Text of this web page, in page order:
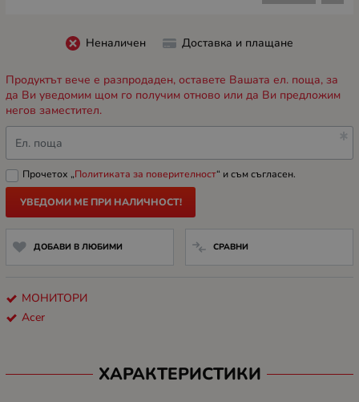
Неналичен Доставка и плащане
Продуктът вече е разпродаден, оставете Вашата ел. поща, за
да Ви уведомим щом го получим отново или да Ви предложим
негов заместител.
Ел. поща
Прочетох „Политиката за поверителност“ и съм съгласен.
УВЕДОМИ МЕ ПРИ НАЛИЧНОСТ!
ДОБАВИ В ЛЮБИМИ СРАВНИ
МОНИТОРИ
Acer
ХАРАКТЕРИСТИКИ